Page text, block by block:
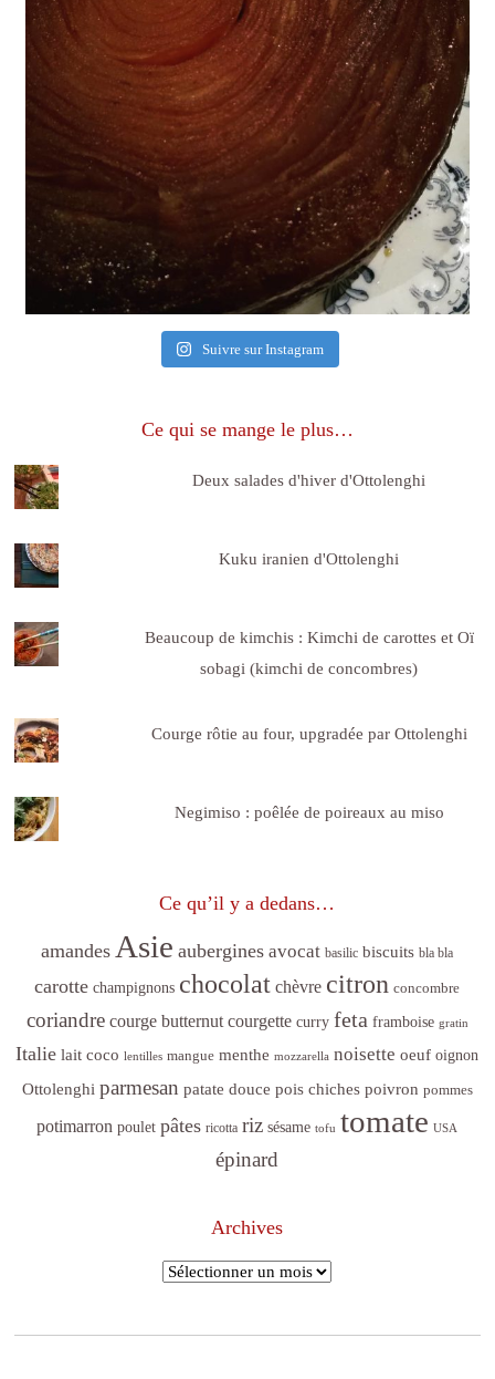
Suivre sur Instagram
Ce qui se mange le plus…
Deux salades d'hiver d'Ottolenghi
Kuku iranien d'Ottolenghi
Beaucoup de kimchis : Kimchi de carottes et Oï
sobagi (kimchi de concombres)
Courge rôtie au four, upgradée par Ottolenghi
Negimiso : poêlée de poireaux au miso
Ce qu’il y a dedans…
amandes Asie aubergines avocat basilic biscuits bla bla
carotte champignons chocolat chèvre citron concombre
coriandre courge butternut courgette curry feta framboise gratin
Italie lait coco lentilles mangue menthe mozzarella noisette oeuf oignon
Ottolenghi parmesan patate douce pois chiches poivron pommes
potimarron poulet pâtes ricotta riz sésame tofu tomate USA
épinard
Archives
Archives